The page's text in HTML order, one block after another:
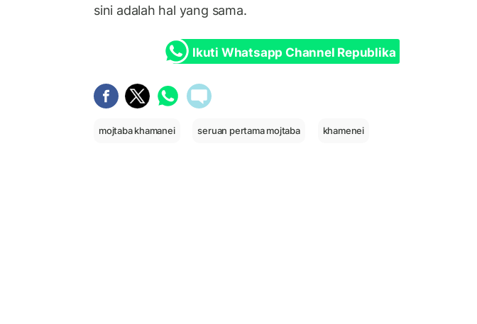
sini adalah hal yang sama.
Ikuti Whatsapp Channel Republika
mojtaba khamanei seruan pertama mojtaba khamenei